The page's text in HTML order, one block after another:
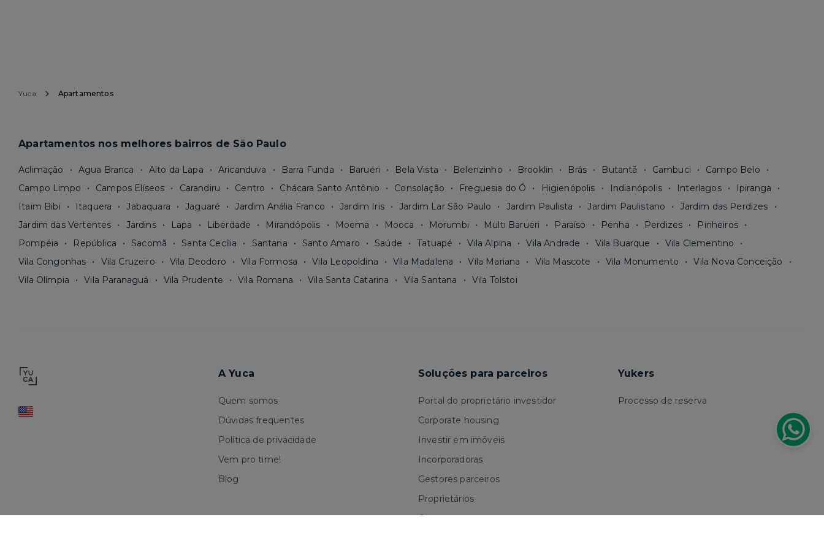
Yuca Apartamentos
Apartamentos nos melhores bairros de São Paulo
Aclimação Agua Branca Alto da Lapa Aricanduva Barra Funda Barueri Bela Vista Belenzinho Brooklin Brás Butantã Cambuci
Campo Belo
Campo Limpo
Campos Elíseos Carandiru Centro Chácara Santo Antônio Consolação Freguesia do Ó Higienópolis Indianópolis Interlagos
Ipiranga
Itaim Bibi
Itaquera Jabaquara Jaguaré Jardim Anália Franco Jardim Iris Jardim Lar São Paulo Jardim Paulista Jardim Paulistano
Jardim das Perdizes
Jardim das Vertentes
Jardins Lapa Liberdade Mirandópolis Moema Mooca Morumbi Multi Barueri Paraíso Penha Perdizes
Pinheiros
Pompéia
República Sacomã Santa Cecília Santana Santo Amaro Saúde Tatuapé Vila Alpina Vila Andrade Vila Buarque
Vila Clementino
Vila Congonhas
Vila Cruzeiro Vila Deodoro Vila Formosa Vila Leopoldina Vila Madalena Vila Mariana Vila Mascote Vila Monumento
Vila Nova Conceição
Vila Olímpia
Vila Paranaguá Vila Prudente Vila Romana Vila Santa Catarina Vila Santana Vila Tolstoi
A Yuca
Quem somos
Dúvidas frequentes
Política de privacidade
Vem pro time!
Blog
Soluções para parceiros
Portal do proprietário investidor
Corporate housing
Investir em imóveis
Incorporadoras
Gestores parceiros
Proprietários
Corretores
Yukers
Processo de reserva